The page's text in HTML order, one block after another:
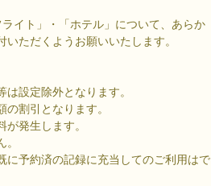
イト」・「ホテル」について、あらか
ただくようお願いいたします。
設定除外となります。
割引となります。
発生します。
予約済の記録に充当してのご利用はで